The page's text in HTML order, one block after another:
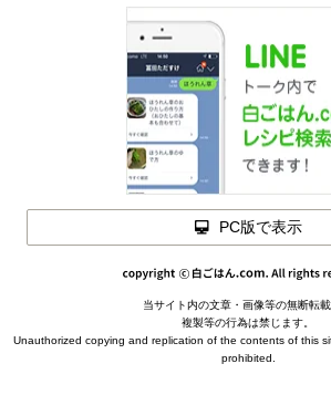
PC版で表示
当サイト内の文章・画像等の無断転
複製等の行為は禁じます。
Unauthorized copying and replication of the contents of this
prohibited.